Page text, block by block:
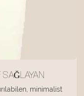
minimalist